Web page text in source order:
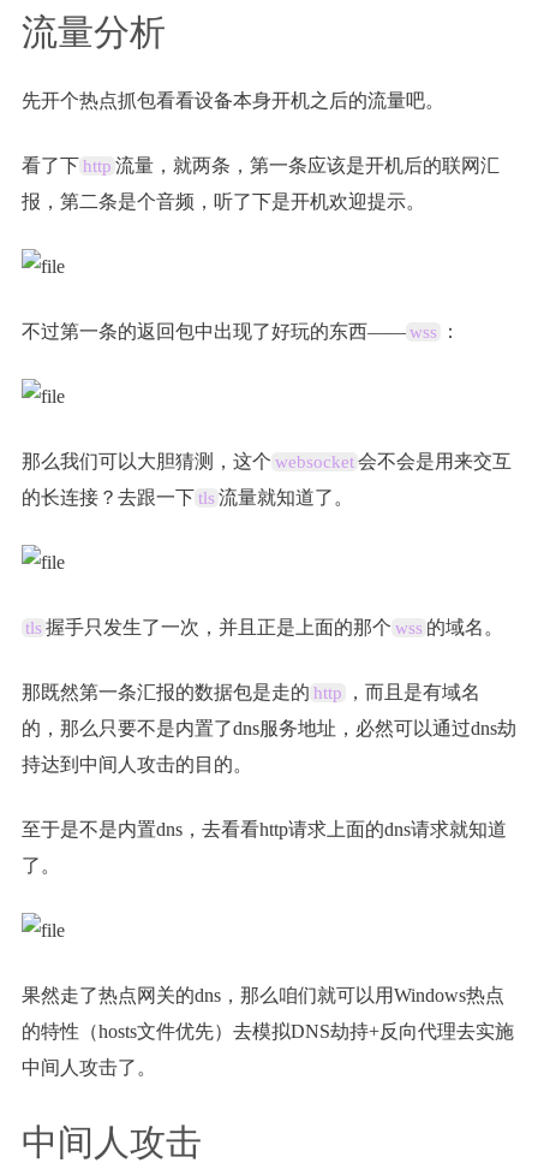
流量分析
先开个热点抓包看看设备本身开机之后的流量吧。
看了下http 流量，就两条，第一条应该是开机后的联网汇
报，第二条是个音频，听了下是开机欢迎提示。
不过第一条的返回包中出现了好玩的东西——wss ：
那么我们可以大胆猜测，这个 websocket会不会是用来交互
的长连接？去跟一下tls 流量就知道了。
tls 握手只发生了一次，并且正是上面的那个 wss 的域名。
那既然第一条汇报的数据包是走的 http
，而且是有域名
的，那么只要不是内置了dns服务地址，必然可以通过dns劫
持达到中间人攻击的目的。
至于是不是内置dns，去看看http请求上面的dns请求就知道
了。
果然走了热点网关的dns，那么咱们就可以用Windows热点
的特性（hosts文件优先）去模拟DNS劫持+反向代理去实施
中间人攻击了。
中间人攻击